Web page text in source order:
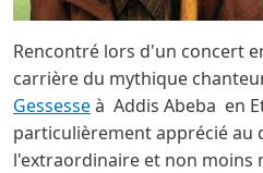
Rencontré lors d'un concert
carrière du mythique
Gessesseà Addis Abeba en
particulièrement apprécié au
l'extraordinaire et non moins